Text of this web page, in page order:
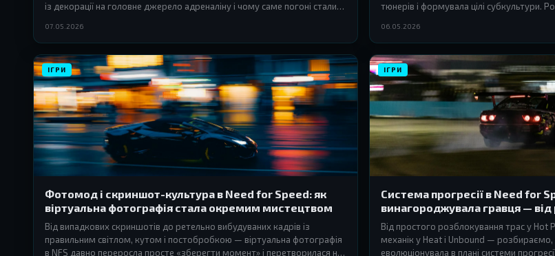
із декорації на головне джерело адреналіну і чому саме погоні стали
07.05.2026
тюнерів і формувала цілі субкультури.
06.05.2026
ІГРИ
Фотомод і скриншот-культура в Need for Speed: як
віртуальна фотографія стала окремим мистецтвом
Від випадкових скриншотів до ретельно вибудуваних кадрів із
правильним світлом, кутом і постобробкою — віртуальна фотографія
в NFS давно переросла просте «зберегти момент» і перетворилася на
ІГРИ
Система прогресії в Need for
винагороджувала гравця — від
RPG-механік
Від простого розблокування трас у Hot
механік у Heat і Unbound —
еволюціонувала в плані системи